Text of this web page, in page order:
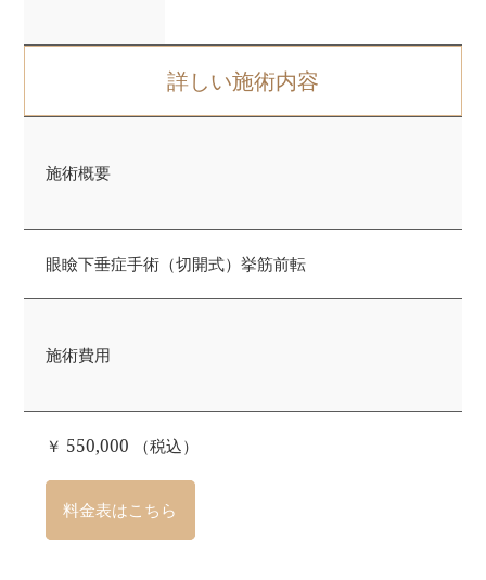
詳しい施術内容
施術概要
眼瞼下垂症手術（切開式）挙筋前転
施術費用
￥ 550,000 （税込）
料金表はこちら